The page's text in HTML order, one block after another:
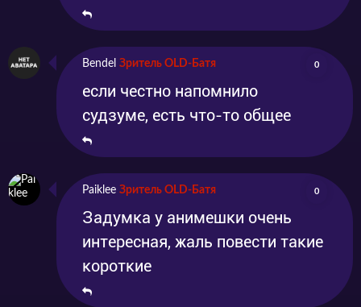
Bendel Зритель OLD-Батя 0
если честно напомнило
судзуме, есть что-то общее
Paiklee Зритель OLD-Батя 0
Задумка у анимешки очень
интересная, жаль повести такие
короткие